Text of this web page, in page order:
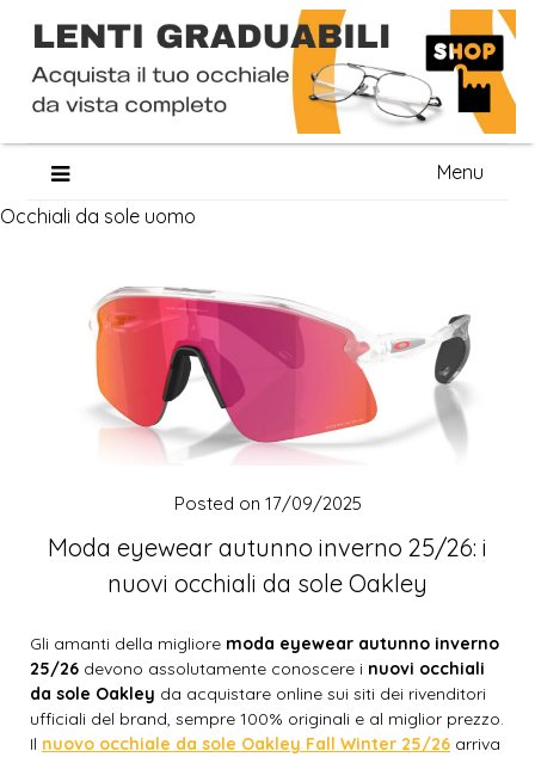
content
Menu
Occhiali da sole uomo
Moda eyewear autunno inverno 25/26: i
nuovi occhiali da sole Oakley
Posted on 17/09/2025
Gli amanti della migliore moda eyewear autunno inverno
25/26 devono assolutamente conoscere i nuovi occhiali
da sole Oakley da acquistare online sui siti dei rivenditori
ufficiali del brand, sempre 100% originali e al miglior prezzo.
Il nuovo occhiale da sole Oakley Fall Winter 25/26 arriva